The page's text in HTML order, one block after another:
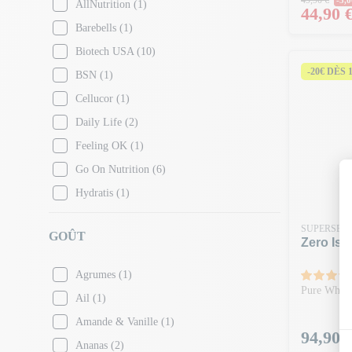
AllNutrition (1)
Barebells (1)
Biotech USA (10)
BSN (1)
Cellucor (1)
Daily Life (2)
Feeling OK (1)
Go On Nutrition (6)
Hydratis (1)
JNX
GOÛT
Agrumes (1)
Ail (1)
Amande & Vanille (1)
Ananas (2)
Prix
44,90
-20€ DÈS
Zero
Pure
Prix
94,90 €